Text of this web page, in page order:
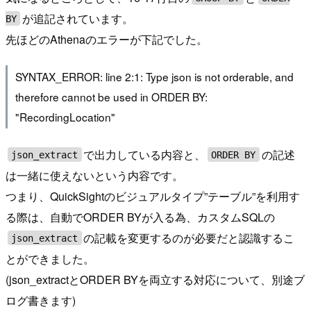
BY が追記されています。
先ほどのAthenaのエラーが下記でした。
SYNTAX_ERROR: line 2:1: Type json is not orderable, and
therefore cannot be used in ORDER BY:
"RecordingLocation"
json_extract で出力している内容と、 ORDER BY の記述
は一緒に使えないという内容です。
つまり、QuickSightのビジュアルタイプ”テーブル”を利用す
る際は、自動でORDER BYが入る為、カスタムSQLの
json_extract の記載を変更するのが必要だと認識するこ
とができました。
(json_extractとORDER BYを両立する対応について、別途ブ
ログ書きます)